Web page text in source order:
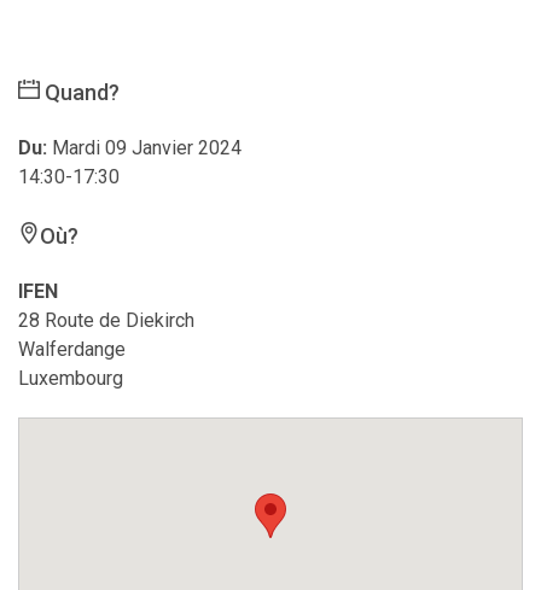
Quand?
Du: Mardi 09 Janvier 2024
14:30-17:30
Où?
IFEN
28 Route de Diekirch
Walferdange
Luxembourg